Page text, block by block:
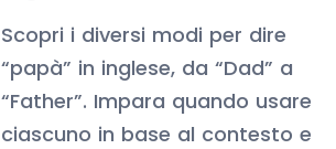
Scopri i diversi modi per dire
“papà” in inglese, da “Dad” a
“Father”. Impara quando usare
ciascuno in base al contesto e